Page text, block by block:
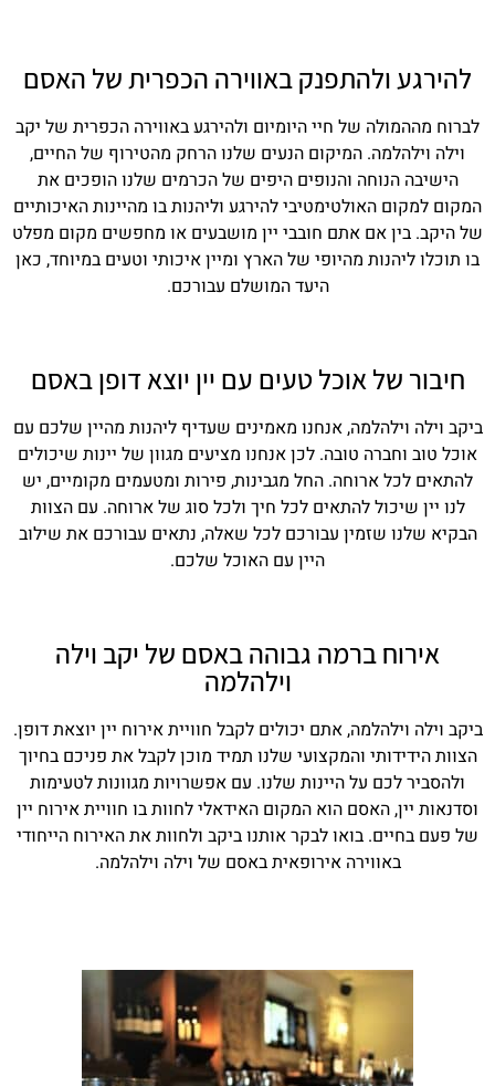
להירגע ולהתפנק באווירה הכפרית של האסם
לברוח מההמולה של חיי היומיום ולהירגע באווירה הכפרית של יקב
וילה וילהלמה. המיקום הנעים שלנו הרחק מהטירוף של החיים,
הישיבה הנוחה והנופים היפים של הכרמים שלנו הופכים את
המקום למקום האולטימטיבי להירגע וליהנות בו מהיינות האיכותיים
של היקב. בין אם אתם חובבי יין מושבעים או מחפשים מקום מפלט
בו תוכלו ליהנות מהיופי של הארץ ומיין איכותי וטעים במיוחד, כאן
היעד המושלם עבורכם.
חיבור של אוכל טעים עם יין יוצא דופן באסם
ביקב וילה וילהלמה, אנחנו מאמינים שעדיף ליהנות מהיין שלכם עם
אוכל טוב וחברה טובה. לכן אנחנו מציעים מגוון של יינות שיכולים
להתאים לכל ארוחה. החל מגבינות, פירות ומטעמים מקומיים, יש
לנו יין שיכול להתאים לכל חיך ולכל סוג של ארוחה. עם הצוות
הבקיא שלנו שזמין עבורכם לכל שאלה, נתאים עבורכם את שילוב
היין עם האוכל שלכם.
אירוח ברמה גבוהה באסם של יקב וילה
וילהלמה
ביקב וילה וילהלמה, אתם יכולים לקבל חוויית אירוח יין יוצאת דופן.
הצוות הידידותי והמקצועי שלנו תמיד מוכן לקבל את פניכם בחיוך
ולהסביר לכם על היינות שלנו. עם אפשרויות מגוונות לטעימות
וסדנאות יין, האסם הוא המקום האידאלי לחוות בו חוויית אירוח יין
של פעם בחיים. בואו לבקר אותנו ביקב ולחוות את האירוח הייחודי
באווירה אירופאית באסם של וילה וילהלמה.